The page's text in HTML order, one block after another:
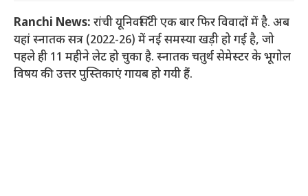
Ranchi News: रांची यूनिवर्सिटी एक बार फिर विवादों में है. अब
यहां स्नातक सत्र (2022-26) में नई समस्या खड़ी हो गई है, जो
पहले ही 11 महीने लेट हो चुका है. स्नातक चतुर्थ सेमेस्टर के भूगोल
विषय की उत्तर पुस्तिकाएं गायब हो गयी हैं.